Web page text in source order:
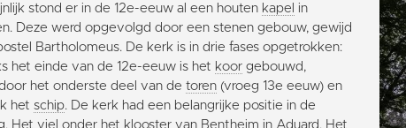
stond er in de 12e-eeuw al een houten kapel in
Deze werd opgevolgd door een stenen gebouw, gewijd
Bartholomeus. De kerk is in drie fases opgetrokken:
het einde van de 12e-eeuw is het koor gebouwd,
het onderste deel van de toren (vroeg 13e eeuw) en
het schip. De kerk had een belangrijke positie in de
Het viel onder het klooster van Bentheim in Aduard. Het